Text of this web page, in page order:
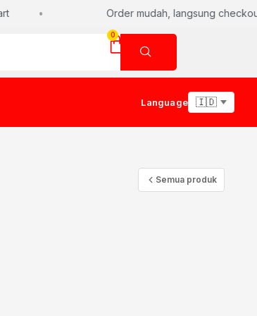
Order mudah, langsung checkout
0
Language
Semua produk